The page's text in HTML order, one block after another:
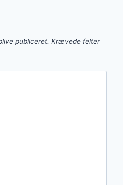
publiceret. Krævede felter